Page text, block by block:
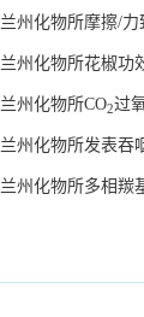
兰州化物所摩擦/
兰州化物所花椒功
兰州化物所CO2过
兰州化物所发表吞
兰州化物所多相羰